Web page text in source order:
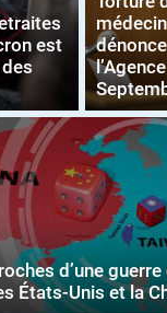
est
d’une guerre
États-Unis et la